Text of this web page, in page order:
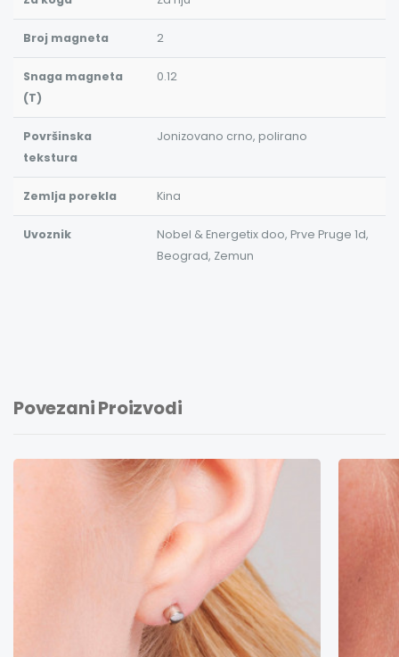
Broj magneta 2
Snaga magneta
(T)
0.12
Površinska
tekstura
Jonizovano crno, polirano
Zemlja porekla Kina
Uvoznik
Nobel & Energetix doo, Prve Pruge 1d,
Beograd, Zemun
Povezani Proizvodi